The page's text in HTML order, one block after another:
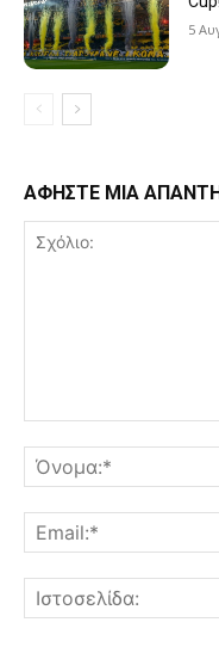
5
ΑΦΗΣΤΕ ΜΙΑ